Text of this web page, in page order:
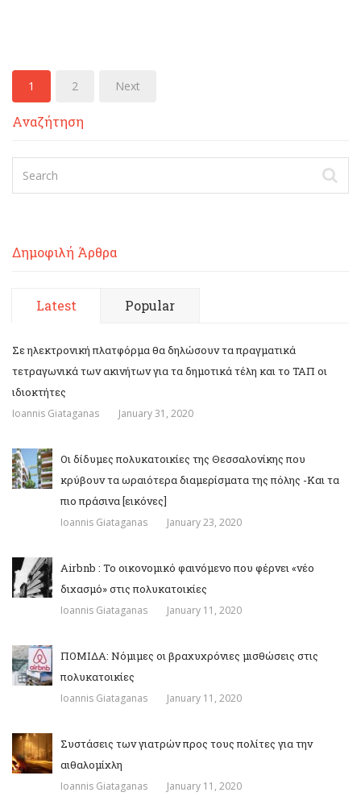
1 2 Next
Αναζήτηση
Δημοφιλή Άρθρα
Latest Popular
Σε ηλεκτρονική πλατφόρμα θα δηλώσουν τα πραγματικά
τετραγωνικά των ακινήτων για τα δημοτικά τέλη και το ΤΑΠ οι
ιδιοκτήτες
Ioannis Giataganas January 31, 2020
Οι δίδυμες πολυκατοικίες της Θεσσαλονίκης που
κρύβουν τα ωραιότερα διαμερίσματα της πόλης -Και τα
πιο πράσινα [εικόνες]
Ioannis Giataganas January 23, 2020
Airbnb : Το οικονομικό φαινόμενο που φέρνει «νέο
διχασμό» στις πολυκατοικίες
Ioannis Giataganas January 11, 2020
ΠΟΜΙΔΑ: Νόμιμες οι βραχυχρόνιες μισθώσεις στις
πολυκατοικίες
Ioannis Giataganas January 11, 2020
Συστάσεις των γιατρών προς τους πολίτες για την
αιθαλομίχλη
Ioannis Giataganas January 11, 2020